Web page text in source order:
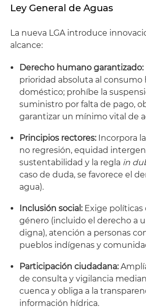
Ley General de Aguas
La nueva LGA introduce
alcance:
Derecho humano garantizado:
prioridad absoluta al consumo
doméstico; prohíbe la
suministro por falta de pago,
garantizar un mínimo vital de
Principios rectores:Incorpora
no regresión, equidad
sustentabilidad y la regla in
caso de duda, se favorece el
agua).
Inclusión social:Exige políticas
género (incluido el derecho a
digna), atención a personas
pueblos indígenas y
Participación ciudadana:
de consulta y vigilancia
cuenca y obliga a la
información hídrica.